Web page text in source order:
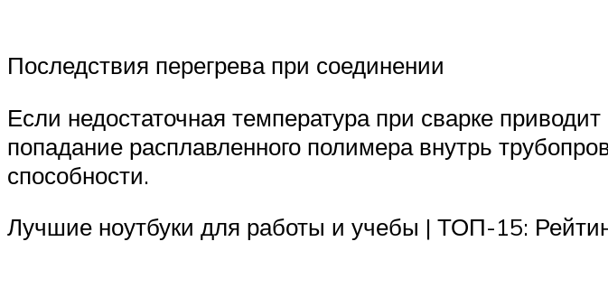
Последствия перегрева при соединении
Если недостаточная температура при сварке
попадание расплавленного полимера внутрь
способности.
Лучшие ноутбуки для работы и учебы | ТОП-15: